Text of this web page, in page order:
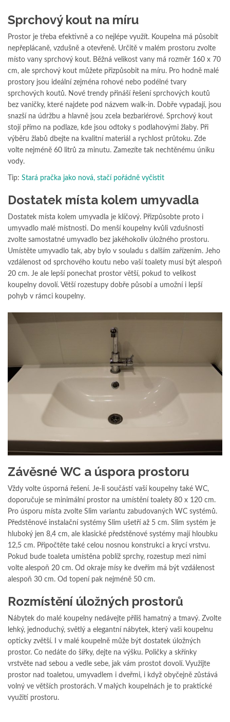
Sprchový kout na míru
Prostor je třeba efektivně a co nejlépe využít. Koupelna má působit
nepřeplácaně, vzdušně a otevřeně. Určitě v malém prostoru zvolte
místo vany sprchový kout. Běžná velikost vany má rozměr 160 x 70
cm, ale sprchový kout můžete přizpůsobit na míru. Pro hodně malé
prostory jsou ideální zejména rohové nebo podélné tvary
sprchových koutů. Nové trendy přináší řešení sprchových koutů
bez vaničky, které najdete pod názvem walk-in. Dobře vypadají, jsou
snazší na údržbu a hlavně jsou zcela bezbariérové. Sprchový kout
stojí přímo na podlaze, kde jsou odtoky s podlahovými žlaby. Při
výběru žlabů dbejte na kvalitní materiál a rychlost průtoku. Zde
volte nejméně 60 litrů za minutu. Zamezíte tak nechtěnému úniku
vody.
Tip: Stará pračka jako nová, stačí pořádně vyčistit
Dostatek místa kolem umyvadla
Dostatek místa kolem umyvadla je klíčový. Přizpůsobte proto i
umyvadlo malé místnosti. Do menší koupelny kvůli vzdušnosti
zvolte samostatné umyvadlo bez jakéhokoliv úložného prostoru.
Umístěte umyvadlo tak, aby bylo v souladu s dalším zařízením. Jeho
vzdálenost od sprchového koutu nebo vaší toalety musí být alespoň
20 cm. Je ale lepší ponechat prostor větší, pokud to velikost
koupelny dovolí. Větší rozestupy dobře působí a umožní i lepší
pohyb v rámci koupelny.
Závěsné WC a úspora prostoru
Vždy volte úsporná řešení. Je-li součástí vaší koupelny také WC,
doporučuje se minimální prostor na umístění toalety 80 x 120 cm.
Pro úsporu místa zvolte Slim variantu zabudovaných WC systémů.
Předstěnové instalační systémy Slim ušetří až 5 cm. Slim systém je
hluboký jen 8,4 cm, ale klasické předstěnové systémy mají hloubku
12,5 cm. Připočtěte také celou nosnou konstrukci a krycí vrstvu.
Pokud bude toaleta umístěna poblíž sprchy, rozestup mezi nimi
volte alespoň 20 cm. Od okraje mísy ke dveřím má být vzdálenost
alespoň 30 cm. Od topení pak nejméně 50 cm.
Rozmístění úložných prostorů
Nábytek do malé koupelny nedávejte příliš hamatný a tmavý. Zvolte
lehký, jednoduchý, světlý a elegantní nábytek, který vaši koupelnu
opticky zvětší. I v malé koupelně může být dostatek úložných
prostor. Co nedáte do šířky, dejte na výšku. Poličky a skřínky
vrstvěte nad sebou a vedle sebe, jak vám prostot dovolí. Využijte
prostor nad toaletou, umyvadlem i dveřmi, i když obyčejně zůstává
volný ve větších prostorách. V malých koupelnách je to praktické
využití prostoru.